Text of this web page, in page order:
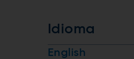
Idioma
English